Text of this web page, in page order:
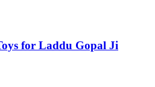
for Laddu Gopal Ji